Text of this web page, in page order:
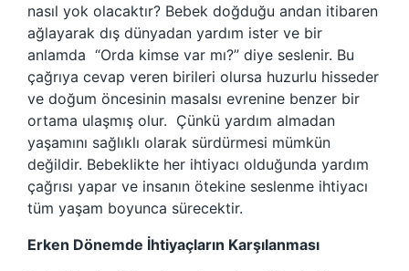
nasıl yok olacaktır? Bebek doğduğu andan itibaren
ağlayarak dış dünyadan yardım ister ve bir
anlamda “Orda kimse var mı?” diye seslenir. Bu
çağrıya cevap veren birileri olursa huzurlu hisseder
ve doğum öncesinin masalsı evrenine benzer bir
ortama ulaşmış olur. Çünkü yardım almadan
yaşamını sağlıklı olarak sürdürmesi mümkün
değildir. Bebeklikte her ihtiyacı olduğunda yardım
çağrısı yapar ve insanın ötekine seslenme ihtiyacı
tüm yaşam boyunca sürecektir.
Erken Dönemde İhtiyaçların Karşılanması